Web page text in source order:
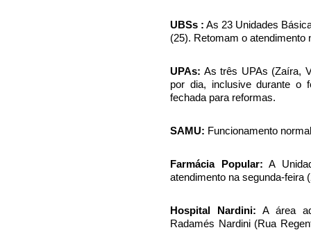
UBSs : As 23 Unidades
(25). Retomam o atendimento
UPAs: As três UPAs (Zaíra,
por dia, inclusive durante o
fechada para reformas.
SAMU: Funcionamento
Farmácia Popular: A
atendimento na segunda-feira
Hospital Nardini: A área
Radamés Nardini (Rua